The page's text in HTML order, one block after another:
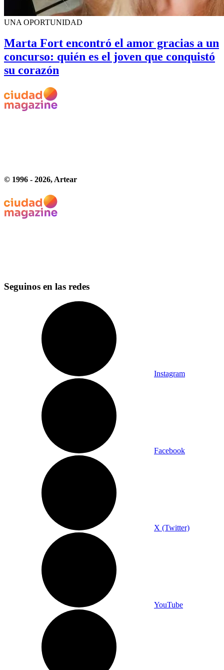
UNA OPORTUNIDAD
Marta Fort encontró el amor gracias a un
concurso: quién es el joven que conquistó
su corazón
© 1996 - 2026, Artear
Seguinos en las redes
Instagram
Facebook
X (Twitter)
YouTube